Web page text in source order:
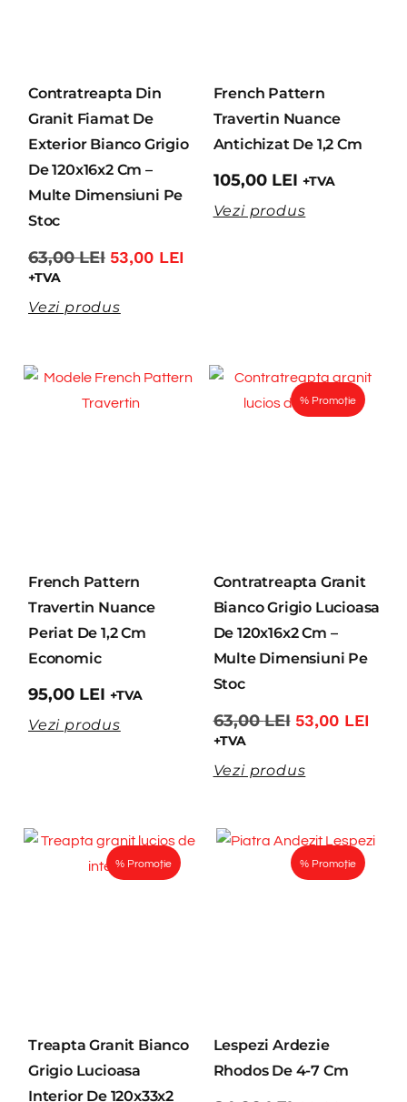
Contratreapta Din
Granit Fiamat De
Exterior Bianco Grigio
De 120x16x2 Cm –
Multe Dimensiuni Pe
Stoc
63,00LEI 53,00 LEI
+TVA
Vezi produs
French Pattern
Travertin Nuance
Antichizat De 1,2 Cm
105,00 LEI +TVA
Vezi produs
French Pattern
Travertin Nuance
Periat De 1,2 Cm
Economic
95,00 LEI +TVA
Vezi produs
% Promoție
Contratreapta Granit
Bianco Grigio Lucioasa
De 120x16x2 Cm –
Multe Dimensiuni Pe
Stoc
63,00LEI 53,00 LEI
+TVA
Vezi produs
% Promoție
Treapta Granit Bianco
Grigio Lucioasa
Interior De 120x33x2
% Promoție
Lespezi Ardezie
Rhodos De 4-7 Cm